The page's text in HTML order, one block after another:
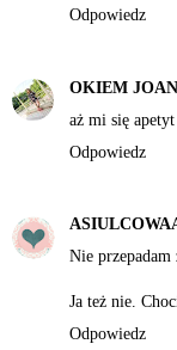
Odpowiedz
OKIEM
aż mi się
Odpowiedz
Nie
Ja też nie.
Odpowiedz